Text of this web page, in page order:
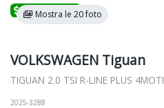
Promozione
Mostra le 20 foto
VOLKSWAGEN Tiguan
TIGUAN 2.0 TSI R-LINE PLUS
2025-3288